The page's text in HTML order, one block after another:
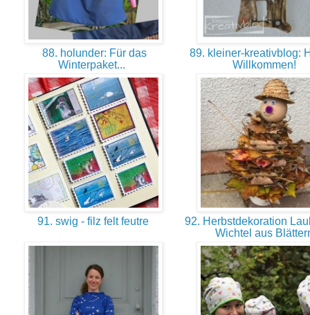
88. holunder: Für das
Winterpaket...
89. kleiner-kreativblog:
Willkommen!
91. swig - filz felt feutre
92. Herbstdekoration
Wichtel aus